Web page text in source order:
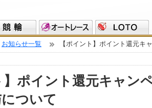
お知らせ一覧 【ポイント】ポイント還元キ
】ポイント還元キャン
ついて